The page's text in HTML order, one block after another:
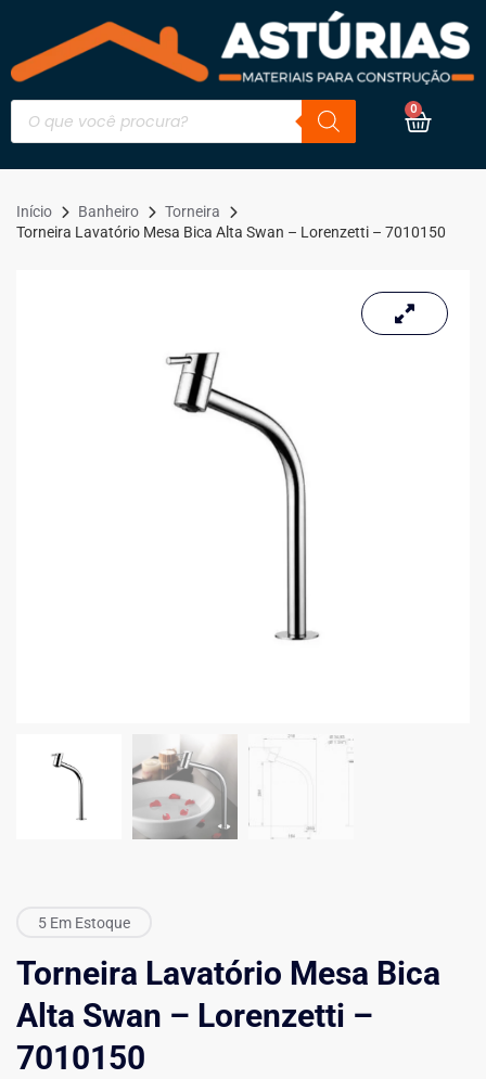
0
Início Banheiro
Torneira
Torneira Lavatório Mesa Bica Alta Swan – Lorenzetti – 7010150
5 Em Estoque
Torneira Lavatório Mesa Bica
Alta Swan – Lorenzetti –
7010150